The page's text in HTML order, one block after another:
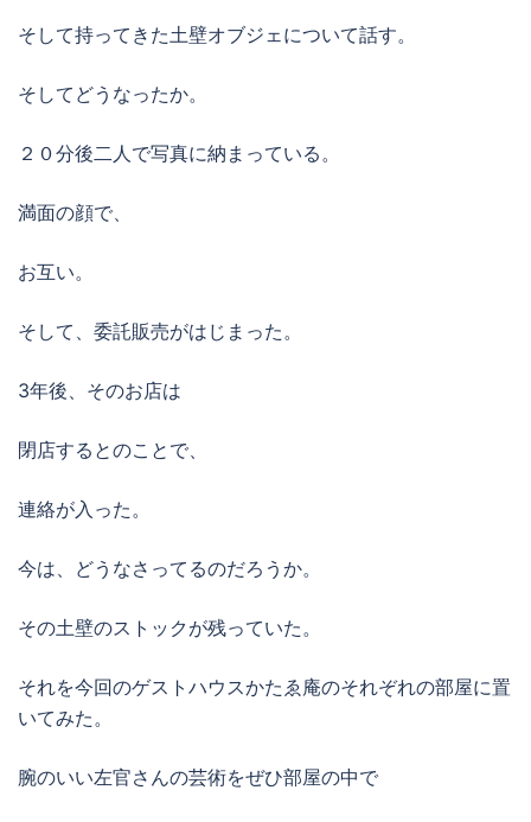
そして持ってきた土壁オブジェについて話す。
そしてどうなったか。
２０分後二人で写真に納まっている。
満面の顔で、
お互い。
そして、委託販売がはじまった。
3年後、そのお店は
閉店するとのことで、
連絡が入った。
今は、どうなさってるのだろうか。
その土壁のストックが残っていた。
それを今回のゲストハウスかたゑ庵のそれぞれの部屋に置
いてみた。
腕のいい左官さんの芸術をぜひ部屋の中で